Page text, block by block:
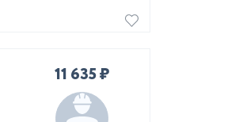
11 635 ₽